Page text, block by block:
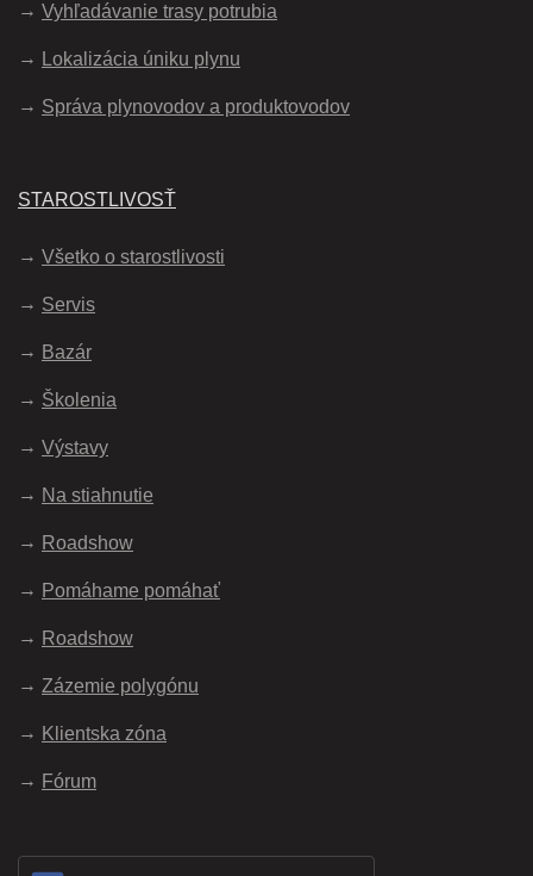
Vyhľadávanie trasy potrubia
Lokalizácia úniku plynu
Správa plynovodov a produktovodov
STAROSTLIVOSŤ
Všetko o starostlivosti
Servis
Bazár
Školenia
Výstavy
Na stiahnutie
Roadshow
Pomáhame pomáhať
Roadshow
Zázemie polygónu
Klientska zóna
Fórum